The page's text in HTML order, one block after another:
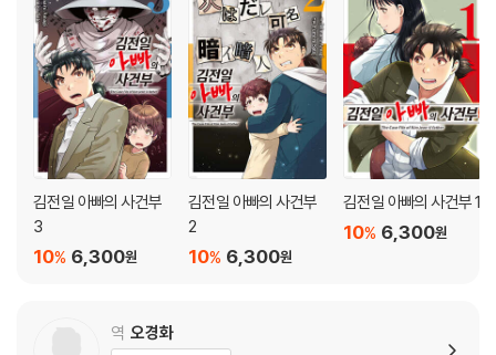
김전일 아빠의 사건부
3
6,300원
10%
김전일 아빠의 사건부
2
6,300원
10%
김전일 아빠의 사건부 1
6,300원
10%
역 오경화